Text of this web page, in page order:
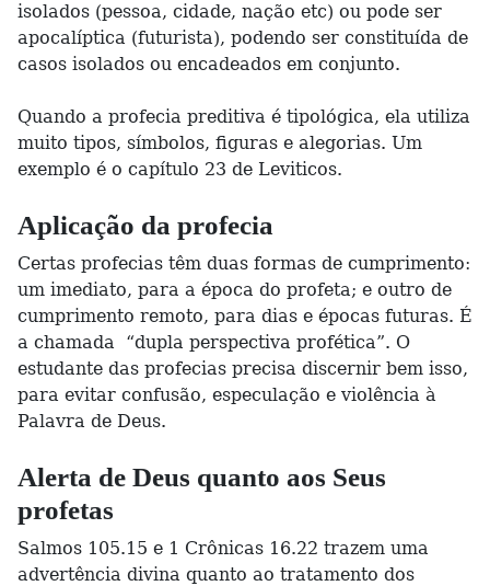
isolados (pessoa, cidade, nação etc) ou pode ser
apocalíptica (futurista), podendo ser constituída de
casos isolados ou encadeados em conjunto.
Quando a profecia preditiva é tipológica, ela utiliza
muito tipos, símbolos, figuras e alegorias. Um
exemplo é o capítulo 23 de Leviticos.
Aplicação da profecia
Certas profecias têm duas formas de cumprimento:
um imediato, para a época do profeta; e outro de
cumprimento remoto, para dias e épocas futuras. É
a chamada “dupla perspectiva profética”. O
estudante das profecias precisa discernir bem isso,
para evitar confusão, especulação e violência à
Palavra de Deus.
Alerta de Deus quanto aos Seus
profetas
Salmos 105.15 e 1 Crônicas 16.22 trazem uma
advertência divina quanto ao tratamento dos